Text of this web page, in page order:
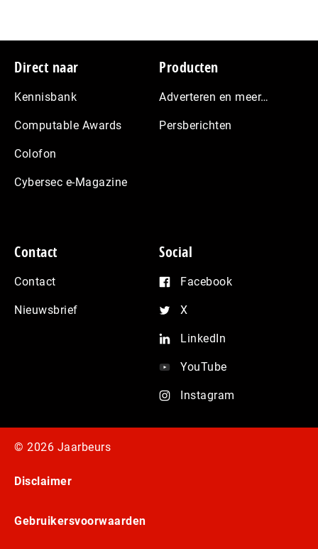
Footer
Direct naar
Kennisbank
Computable Awards
Colofon
Cybersec e-Magazine
Producten
Adverteren en meer…
Persberichten
Contact
Contact
Nieuwsbrief
Social
Facebook
X
LinkedIn
YouTube
Instagram
© 2026 Jaarbeurs
Disclaimer
Gebruikersvoorwaarden